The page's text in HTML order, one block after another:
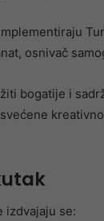
osnivač
bogatije i
izdvajaju se: